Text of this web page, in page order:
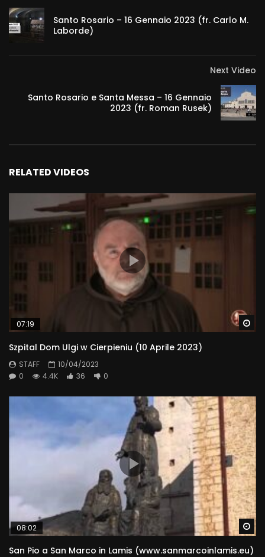
Santo Rosario – 16 Gennaio 2023 (fr. Carlo M.
Laborde)
Next Video
Santo Rosario e Santa Messa – 16 Gennaio
2023 (fr. Roman Rusek)
RELATED VIDEOS
07:19
Szpital Dom Ulgi w Cierpieniu (10 Aprile 2023)
STAFF
10/04/2023
0
4.4K 36 0
08:02
San Pio a San Marco in Lamis (www.sanmarcoinlamis.eu)